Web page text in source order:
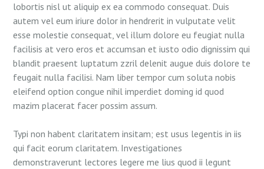
lobortis nisl ut aliquip ex ea commodo consequat. Duis
autem vel eum iriure dolor in hendrerit in vulputate velit
esse molestie consequat, vel illum dolore eu feugiat nulla
facilisis at vero eros et accumsan et iusto odio dignissim qui
blandit praesent luptatum zzril delenit augue duis dolore te
feugait nulla facilisi. Nam liber tempor cum soluta nobis
eleifend option congue nihil imperdiet doming id quod
mazim placerat facer possim assum.
Typi non habent claritatem insitam; est usus legentis in iis
qui facit eorum claritatem. Investigationes
demonstraverunt lectores legere me lius quod ii legunt